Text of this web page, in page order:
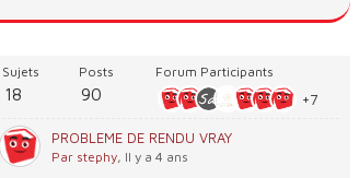
Sujets
18
Posts
90
Forum Participants
+7
PROBLEME DE RENDU VRAY
Par stephy, Il y a 4 ans